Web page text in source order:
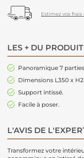
Estimez vos frais
LES + DU PRODUIT
Panoramique 7 parties
Dimensions L350 x
Support intissé.
Facile à poser.
L'AVIS DE
Transformez votre